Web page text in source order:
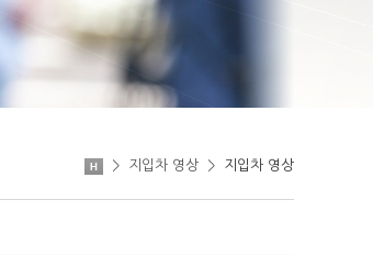
> 지입차 영상 > 지입차 영상